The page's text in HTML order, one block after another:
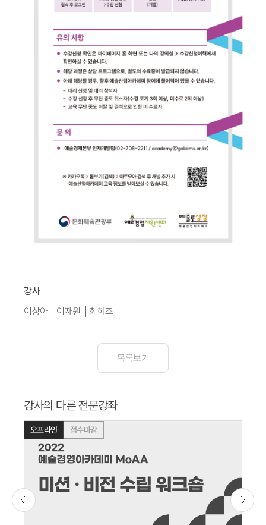
강사
이상아
이재원 최혜조
목록보기
강사의 다른 전문강좌
오프라인 접수마감